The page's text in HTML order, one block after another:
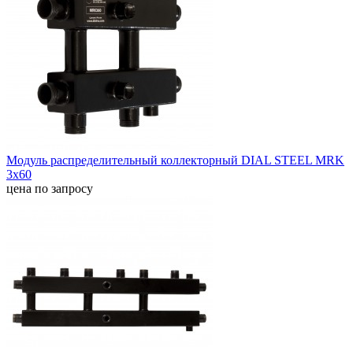
Модуль распределительный коллекторный DIAL STEEL MRK
3х60
цена по запросу